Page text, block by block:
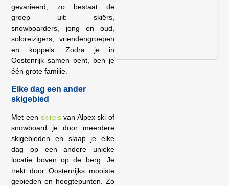
gevarieerd, zo bestaat de
groep uit: skiërs,
snowboarders, jong en oud,
soloreizigers, vriendengroepen
en koppels. Zodra je in
Oostenrijk samen bent, ben je
één grote familie.
Elke dag een ander
skigebied
Met een skireisvan Alpex ski of
snowboard je door meerdere
skigebieden en slaap je elke
dag op een andere unieke
locatie boven op de berg. Je
trekt door Oostenrijks mooiste
gebieden en hoogtepunten. Zo